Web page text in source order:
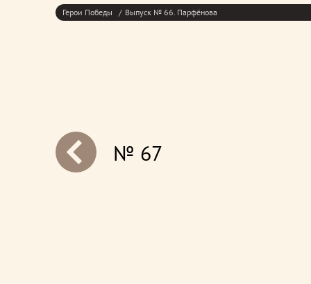
Герои Победы Выпуск № 66. Парфёнова
№ 67